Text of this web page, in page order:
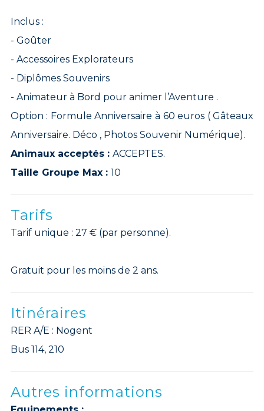
Inclus :
- Goûter
- Accessoires Explorateurs
- Diplômes Souvenirs
- Animateur à Bord pour animer l’Aventure .
Option : Formule Anniversaire à 60 euros ( Gâteaux
Anniversaire. Déco , Photos Souvenir Numérique).
Animaux acceptés : ACCEPTES.
Taille Groupe Max : 10
Tarifs
Tarif unique : 27 € (par personne).
Gratuit pour les moins de 2 ans.
Itinéraires
RER A/E : Nogent
Bus 114, 210
Autres informations